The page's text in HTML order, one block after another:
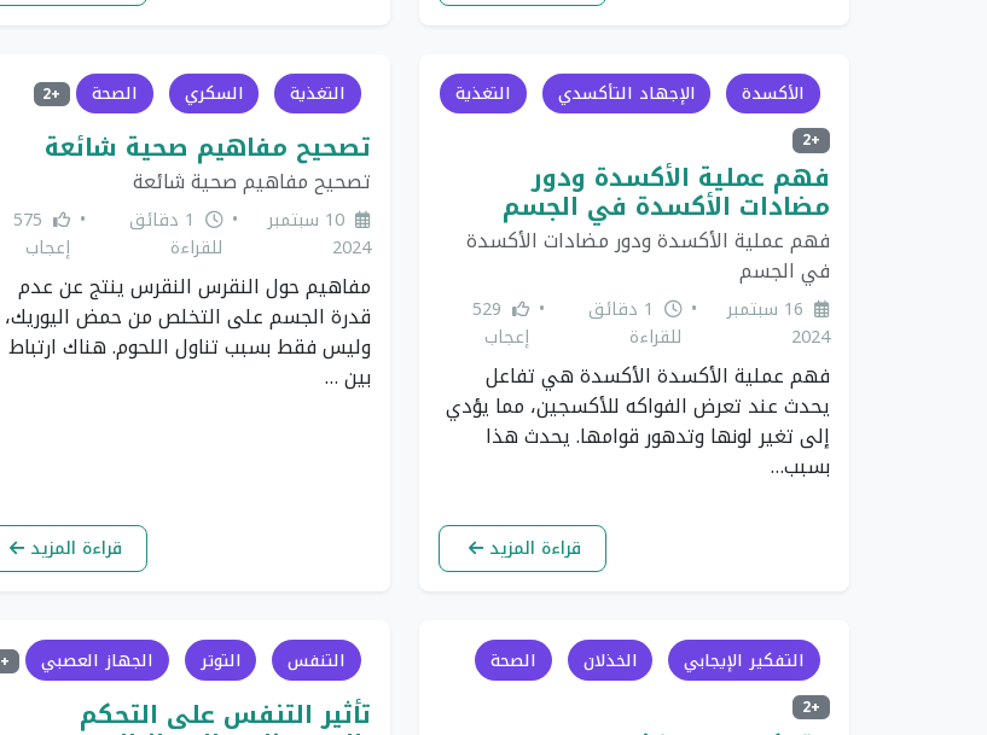
الأكسدة الإجهاد التأكسدي التغذية
+2
فهم عملية الأكسدة ودور
مضادات الأكسدة في الجسم
فهم عملية الأكسدة ودور مضادات الأكسدة
في الجسم
16 سبتمبر
2024
•
1 دقائق
للقراءة
•
529
إعجاب
فهم عملية الأكسدة الأكسدة هي تفاعل
يحدث عند تعرض الفواكه للأكسجين، مما يؤدي
إلى تغير لونها وتدهور قوامها. يحدث هذا
بسبب…
قراءة المزيد
التغذية السكري الصحة +2
تصحيح مفاهيم صحية شائعة
تصحيح مفاهيم صحية شائعة
10 سبتمبر
2024
•
1 دقائق
للقراءة
•
575
إعجاب
مفاهيم حول النقرس النقرس ينتج عن عدم
قدرة الجسم على التخلص من حمض اليوريك،
وليس فقط بسبب تناول اللحوم. هناك ارتباط
بين …
قراءة المزيد
التفكير الإيجابي الخذلان الصحة
+2
التنفس التوتر الجهاز العصبي +2
تأثير التنفس على التحكم